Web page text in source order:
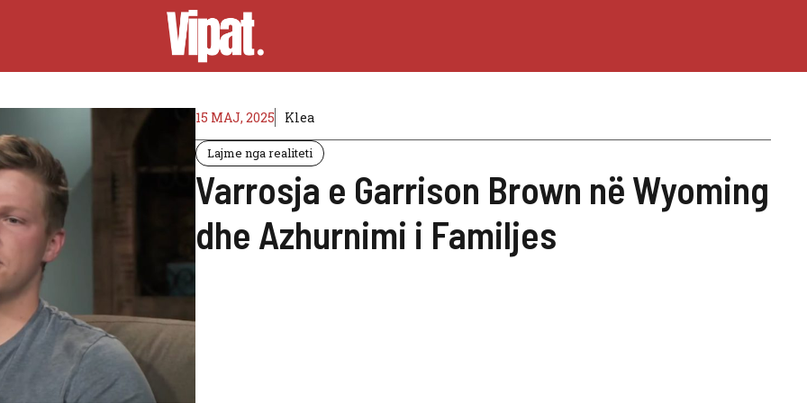
15 MAJ, 2025 Klea
Lajme nga realiteti
Varrosja e Garrison Brown në Wyoming
dhe Azhurnimi i Familjes